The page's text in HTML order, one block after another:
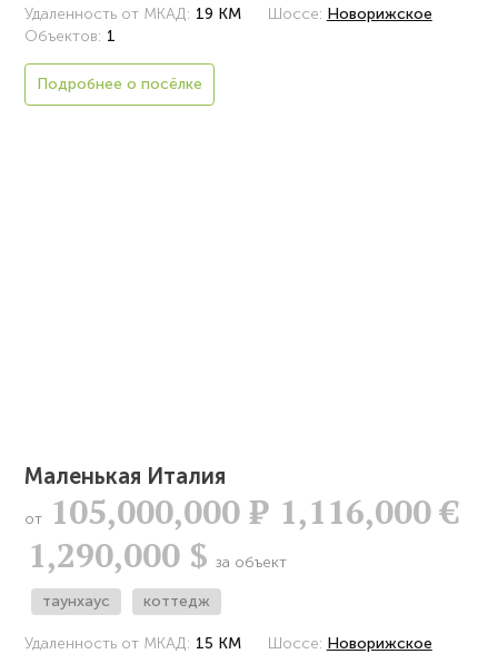
Удаленность от МКАД: 19 КМ Шоссе: Новорижское
Объектов: 1
Подробнее о посёлке
Маленькая Италия
от 105,000,000Р 1,116,000 €
1,290,000 $ за объект
таунхаус коттедж
Удаленность от МКАД: 15 КМ Шоссе: Новорижское